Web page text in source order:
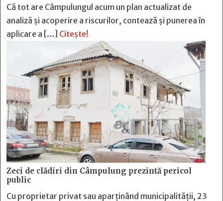
Că tot are Câmpulungul acum un plan actualizat de
analiză și acoperire a riscurilor, contează și punerea în
aplicare a […] Citește!
Zeci de clădiri din Câmpulung prezintă pericol
public
Cu proprietar privat sau aparținând municipalității, 23